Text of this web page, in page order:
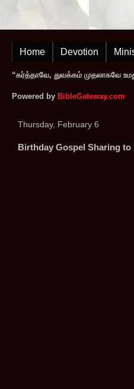
Home Devotion
“கர்த்தாவே, துவக்கம் முதலாகவே
Powered by BibleGateway.com
Thursday, February 6
Birthday Gospel Sharing to